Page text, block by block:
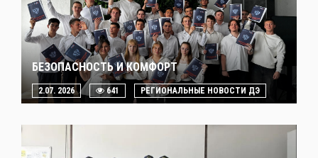
БЕЗОПАСНОСТЬ И КОМФОРТ
2.07. 2026 641 РЕГИОНАЛЬНЫЕ НОВОСТИ ДЭ